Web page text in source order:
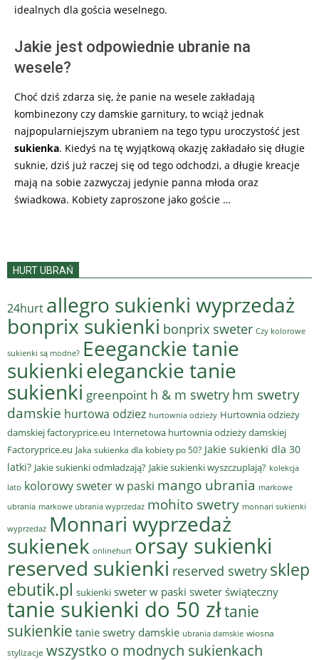
idealnych dla gościa weselnego.
Jakie jest odpowiednie ubranie na
wesele?
Choć dziś zdarza się, że panie na wesele zakładają
kombinezony czy damskie garnitury, to wciąż jednak
najpopularniejszym ubraniem na tego typu uroczystość jest
sukienka. Kiedyś na tę wyjątkową okazję zakładało się długie
suknie, dziś już raczej się od tego odchodzi, a długie kreacje
mają na sobie zazwyczaj jedynie panna młoda oraz
świadkowa. Kobiety zaproszone jako goście …
HURT UBRAŃ
24hurt allegro sukienki wyprzedaż
bonprix sukienki bonprix sweter Czy kolorowe
sukienki są modne? Eeeganckie tanie
sukienkieleganckie tanie
sukienki greenpoint h & m swetry hm swetry
damskie hurtowa odziez hurtownia odzieży Hurtownia odzieży
damskiej factoryprice.eu Internetowa hurtownia odzieży damskiej
Factoryprice.eu Jaka sukienka dla kobiety po 50? Jakie sukienki dla 30
latki? Jakie sukienki odmładzają? Jakie sukienki wyszczuplają? kolekcja
lato kolorowy sweter w paski mango ubrania markowe
ubrania markowe ubrania wyprzedaż mohito swetry monnari sukienki
wyprzedaż Monnari wyprzedaż
sukienek onlinehurt orsay sukienki
reserved sukienki reserved swetry sklep
ebutik.pl sukienki sweter w paski sweter świąteczny
tanie sukienki do 50 złtanie
sukienkie tanie swetry damskie ubrania damskie wiosna
stylizacje wszystko o modnych sukienkach